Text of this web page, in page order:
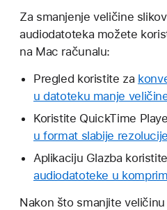
Za smanjenje veličine
audiodatoteka možete
na Mac računalu:
Pregled koristite za
u datoteku manje
Koristite QuickTime
u format slabije rezolucije
Aplikaciju Glazba
audiodatoteke u
Nakon što smanjite